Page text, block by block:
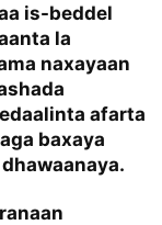
is-beddel
la
naxayaan
afarta
baxaya